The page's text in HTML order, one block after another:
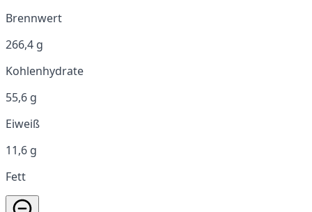
Brennwert
266,4 g
Kohlenhydrate
55,6 g
Eiweiß
11,6 g
Fett